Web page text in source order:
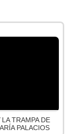
TRAMPA DE
PALACIOS